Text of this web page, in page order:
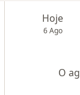
Hoje
6 Ago
O